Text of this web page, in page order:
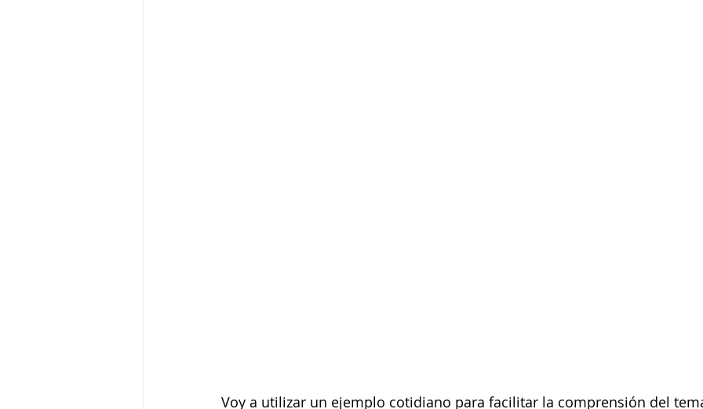
Voy a utilizar un ejemplo cotidiano para facilitar la comprensión del